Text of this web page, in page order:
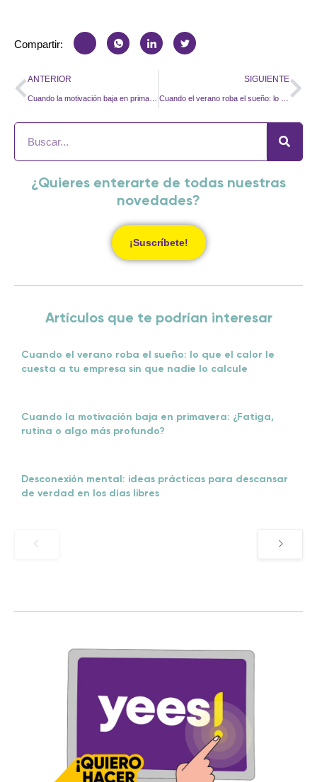
Compartir:
ANTERIOR
Cuando la motivación baja en primavera: ¿Fatiga, rutina o algo más profundo?
SIGUIENTE
Cuando el verano roba el sueño: lo que el calor le cuesta a tu empresa sin que nadie lo calcule
¿Quieres enterarte de todas nuestras
novedades?
¡Suscríbete!
Artículos que te podrían interesar
Cuando el verano roba el sueño: lo que el calor le
cuesta a tu empresa sin que nadie lo calcule
Cuando la motivación baja en primavera: ¿Fatiga,
rutina o algo más profundo?
Desconexión mental: ideas prácticas para descansar
de verdad en los días libres